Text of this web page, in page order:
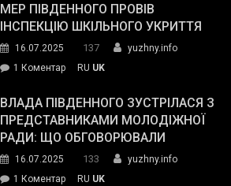
органів:
«Наш
спільний
окупанти.
Маємо
діяти
команда
ДСНС
власноруч
пожежу
у
МЕР ПІВДЕННОГО ПРОВІВ
ІНСПЕКЦІЮ ШКІЛЬНОГО УКРИТТЯ
16.07.2025 137
yuzhny.info
1 Коментардо
Південного
провів
інспекцію
RU UK
ВЛАДА ПІВДЕННОГО ЗУСТРІЛАСЯ З
ПРЕДСТАВНИКАМИ МОЛОДІЖНОЇ
РАДИ: ЩО ОБГОВОРЮВАЛИ
16.07.2025 133
yuzhny.info
1 Коментардо
RU UK